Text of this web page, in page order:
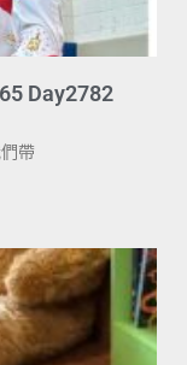
Day2782
帶